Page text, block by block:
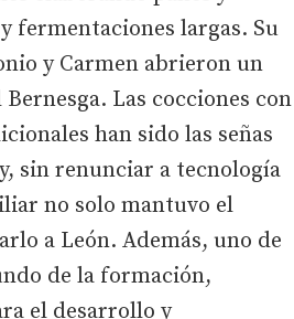
fermentaciones largas. Su
y Carmen abrieron un
Las cocciones con
han sido las señas
sin renunciar a tecnología
no solo mantuvo el
a León. Además, uno de
de la formación,
el desarrollo y